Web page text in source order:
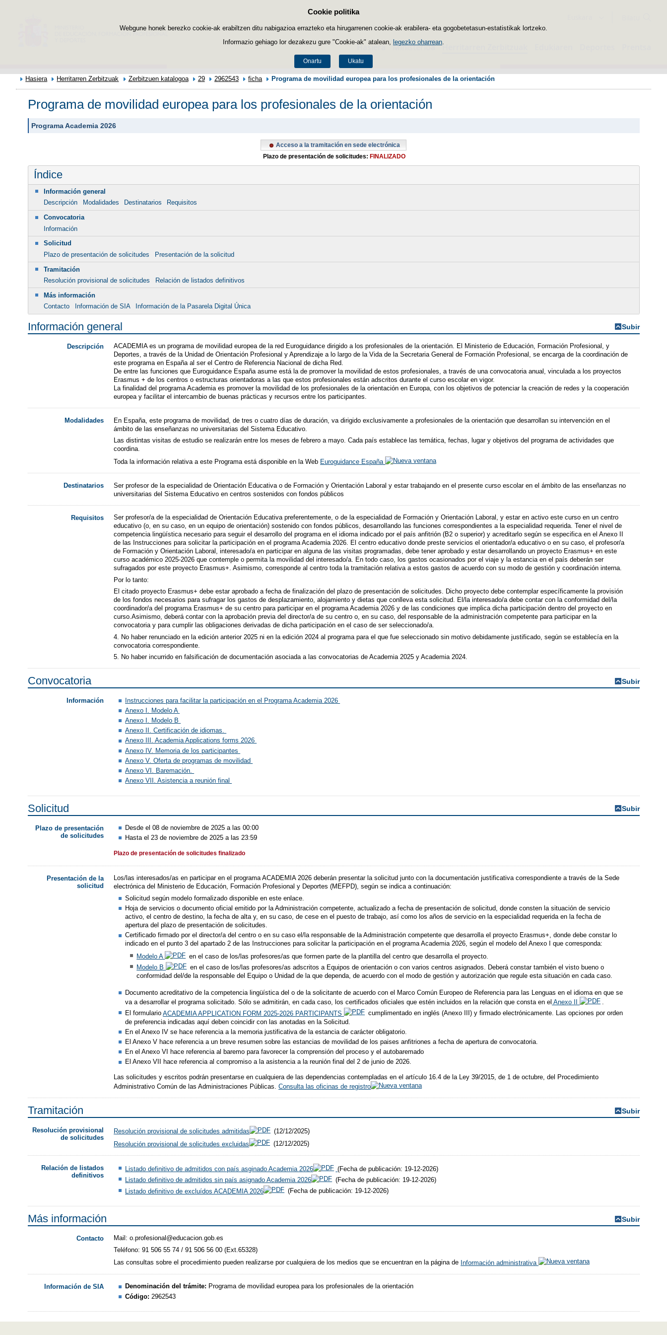
Cookie politika
Webgune honek berezko cookie-ak erabiltzen ditu nabigazioa errazteko eta hirugarrenen cookie-ak erabilera- eta gogobetetasun-estatistikak lortzeko.
Informazio gehiago lor dezakezu gure "Cookie-ak" atalean, legezko oharrean
Onartu Ukatu
Edukira salto egin
Hasiera Ministerioa Herritarren Zerbitzuak
Hasiera Herritarren Zerbitzuak Zerbitzuen katalogoa 29 2962543 ficha Programa de movilidad europea para los profesionales de la orientación
Programa de movilidad europea para los profesionales de la orientación
Programa Academia 2026
Acceso a la tramitación en sede electrónica
Plazo de presentación de solicitudes: FINALIZADO
Índice
Información general
Descripción
Modalidades Destinatarios
Requisitos
Convocatoria
Información
Solicitud
Plazo de presentación de solicitudes
Presentación de la solicitud
Tramitación
Resolución provisional de solicitudes
Relación de listados definitivos
Más información
Contacto
Información de SIA Información de la Pasarela Digital Única
Información general Subir
Descripción
ACADEMIA es un programa de movilidad europea de la red Euroguidance dirigido a los profesionales de la orientación. El Ministerio de Educación, Formación Profesional, y
Deportes, a través de la Unidad de Orientación Profesional y Aprendizaje a lo largo de la Vida de la Secretaria General de Formación Profesional, se encarga de la coordinación de
este programa en España al ser el Centro de Referencia Nacional de dicha Red.
De entre las funciones que Euroguidance España asume está la de promover la movilidad de estos profesionales, a través de una convocatoria anual, vinculada a los proyectos
Erasmus + de los centros o estructuras orientadoras a las que estos profesionales están adscritos durante el curso escolar en vigor.
La finalidad del programa Academia es promover la movilidad de los profesionales de la orientación en Europa, con los objetivos de potenciar la creación de redes y la cooperación
europea y facilitar el intercambio de buenas prácticas y recursos entre los participantes.
Modalidades
En España, este programa de movilidad, de tres o cuatro días de duración, va dirigido exclusivamente a profesionales de la orientación que desarrollan su intervención en el
ámbito de las enseñanzas no universitarias del Sistema Educativo.
Las distintas visitas de estudio se realizarán entre los meses de febrero a mayo. Cada país establece las temática, fechas, lugar y objetivos del programa de actividades que
coordina.
Toda la información relativa a este Programa está disponible en la Web Euroguidance España
Destinatarios
Ser profesor de la especialidad de Orientación Educativa o de Formación y Orientación Laboral y estar trabajando en el presente curso escolar en el ámbito de las enseñanzas no
universitarias del Sistema Educativo en centros sostenidos con fondos públicos
Requisitos
Ser profesor/a de la especialidad de Orientación Educativa preferentemente, o de la especialidad de Formación y Orientación Laboral, y estar en activo este curso en un centro
educativo (o, en su caso, en un equipo de orientación) sostenido con fondos públicos, desarrollando las funciones correspondientes a la especialidad requerida. Tener el nivel de
competencia lingüística necesario para seguir el desarrollo del programa en el idioma indicado por el país anfitrión (B2 o superior) y acreditarlo según se especifica en el Anexo II
de las Instrucciones para solicitar la participación en el programa Academia 2026. El centro educativo donde preste servicios el orientador/a educativo o en su caso, el profesor/a
de Formación y Orientación Laboral, interesado/a en participar en alguna de las visitas programadas, debe tener aprobado y estar desarrollando un proyecto Erasmus+ en este
curso académico 2025-2026 que contemple o permita la movilidad del interesado/a. En todo caso, los gastos ocasionados por el viaje y la estancia en el país deberán ser
sufragados por este proyecto Erasmus+. Asimismo, corresponde al centro toda la tramitación relativa a estos gastos de acuerdo con su modo de gestión y coordinación interna.
Por lo tanto:
El citado proyecto Erasmus+ debe estar aprobado a fecha de finalización del plazo de presentación de solicitudes. Dicho proyecto debe contemplar específicamente la provisión
de los fondos necesarios para sufragar los gastos de desplazamiento, alojamiento y dietas que conlleva esta solicitud. El/la interesado/a debe contar con la conformidad del/la
coordinador/a del programa Erasmus+ de su centro para participar en el programa Academia 2026 y de las condiciones que implica dicha participación dentro del proyecto en
curso.Asimismo, deberá contar con la aprobación previa del director/a de su centro o, en su caso, del responsable de la administración competente para participar en la
convocatoria y para cumplir las obligaciones derivadas de dicha participación en el caso de ser seleccionado/a.
4. No haber renunciado en la edición anterior 2025 ni en la edición 2024 al programa para el que fue seleccionado sin motivo debidamente justificado, según se establecía en la
convocatoria correspondiente.
5. No haber incurrido en falsificación de documentación asociada a las convocatorias de Academia 2025 y Academia 2024.
Convocatoria Subir
Información
Instrucciones para facilitar la participación en el Programa Academia 2026
Anexo I. Modelo A
Anexo I. Modelo B
Anexo II. Certificación de idiomas.
Anexo III. Academia Applications forms 2026
Anexo IV. Memoria de los participantes
Anexo V. Oferta de programas de movilidad
Anexo VI. Baremación.
Anexo VII. Asistencia a reunión final
Solicitud Subir
Plazo de presentación
de solicitudes
Desde el 08 de noviembre de 2025 a las 00:00
Hasta el 23 de noviembre de 2025 a las 23:59
Plazo de presentación de solicitudes finalizado
Presentación de la
solicitud
Los/las interesados/as en participar en el programa ACADEMIA 2026 deberán presentar la solicitud junto con la documentación justificativa correspondiente a través de la Sede
electrónica del Ministerio de Educación, Formación Profesional y Deportes (MEFPD), según se indica a continuación:
Solicitud según modelo formalizado disponible en este enlace.
Hoja de servicios o documento oficial emitido por la Administración competente, actualizado a fecha de presentación de solicitud, donde consten la situación de servicio
activo, el centro de destino, la fecha de alta y, en su caso, de cese en el puesto de trabajo, así como los años de servicio en la especialidad requerida en la fecha de
apertura del plazo de presentación de solicitudes.
Certificado firmado por el director/a del centro o en su caso el/la responsable de la Administración competente que desarrolla el proyecto Erasmus+, donde debe constar lo
indicado en el punto 3 del apartado 2 de las Instrucciones para solicitar la participación en el programa Academia 2026, según el modelo del Anexo I que corresponda:
Modelo A
en el caso de los/las profesores/as que formen parte de la plantilla del centro que desarrolla el proyecto.
Modelo B
en el caso de los/las profesores/as adscritos a Equipos de orientación o con varios centros asignados. Deberá constar también el visto bueno o
conformidad del/de la responsable del Equipo o Unidad de la que dependa, de acuerdo con el modo de gestión y autorización que regule esta situación en cada caso.
Documento acreditativo de la competencia lingüística del o de la solicitante de acuerdo con el Marco Común Europeo de Referencia para las Lenguas en el idioma en que se
va a desarrollar el programa solicitado. Sólo se admitirán, en cada caso, los certificados oficiales que estén incluidos en la relación que consta en el Anexo II
.
El formularioACADEMIA APPLICATION FORM 2025-2026 PARTICIPANTS
cumplimentado en inglés (Anexo III) y firmado electrónicamente. Las opciones por orden
de preferencia indicadas aquí deben coincidir con las anotadas en la Solicitud.
En el Anexo IV se hace referencia a la memoria justificativa de la estancia de carácter obligatorio.
El Anexo V hace referencia a un breve resumen sobre las estancias de movilidad de los paises anfitriones a fecha de apertura de convocatoria.
En el Anexo VI hace referencia al baremo para favorecer la comprensión del proceso y el autobaremado
El Anexo VII hace referencia al compromiso a la asistencia a la reunión final del 2 de junio de 2026.
Las solicitudes y escritos podrán presentarse en cualquiera de las dependencias contempladas en el artículo 16.4 de la Ley 39/2015, de 1 de octubre, del Procedimiento
Administrativo Común de las Administraciones Públicas.Consulta las oficinas de registro
Tramitación Subir
Resolución provisional
de solicitudes
Resolución provisional de solicitudes admitidas
(12/12/2025)
Resolución provisional de solicitudes excluidas
(12/12/2025)
Relación de listados
definitivos
Listado definitivo de admitidos con país asginado Academia 2026
(Fecha de publicación: 19-12-2026)
Listado definitivo de admitidos sin país asignado Academia 2026
(Fecha de publicación: 19-12-2026)
Listado definitivo de excluídos ACADEMIA 2026
(Fecha de publicación: 19-12-2026)
Más información Subir
Contacto
Mail: o.profesional@educacion.gob.es
Teléfono: 91 506 55 74 / 91 506 56 00 (Ext.65328)
Las consultas sobre el procedimiento pueden realizarse por cualquiera de los medios que se encuentran en la página de Información administrativa
Información de SIA Denominación del trámite: Programa de movilidad europea para los profesionales de la orientación
Código: 2962543